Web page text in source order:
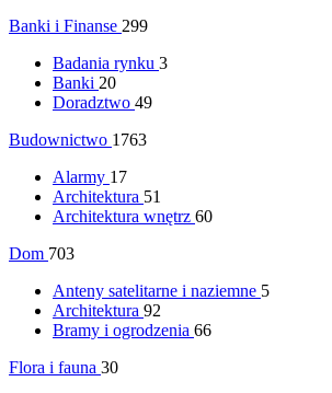
Banki i Finanse 299
Badania rynku 3
Banki 20
Doradztwo 49
Budownictwo 1763
Alarmy 17
Architektura 51
Architektura wnętrz 60
Dom 703
Anteny satelitarne i naziemne 5
Architektura 92
Bramy i ogrodzenia 66
Flora i fauna 30